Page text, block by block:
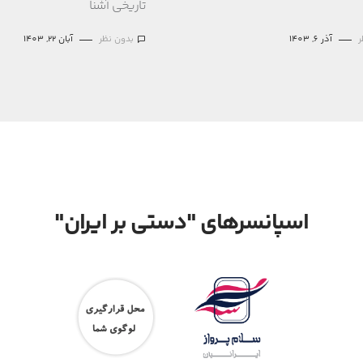
آذر 6, 1403
تاریخی آشنا
بدون نظر آبان 22, 1403
اسپانسرهای "دستی بر ایران"